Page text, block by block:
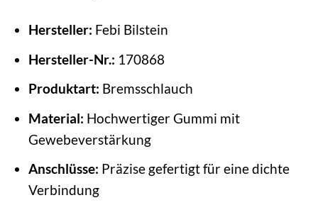
Hersteller: Febi Bilstein
Hersteller-Nr.: 170868
Produktart: Bremsschlauch
Material: Hochwertiger Gummi mit
Gewebeverstärkung
Anschlüsse: Präzise gefertigt für eine dichte
Verbindung